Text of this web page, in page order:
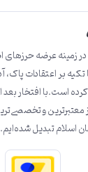
زمینه عرضه
بر اعتقادات پاک،
معتبرترین و
اسلام تبدیل شده‌ایم.